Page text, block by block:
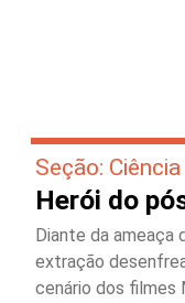
Seção:
Herói do
Diante da ameaça
extração
cenário dos filmes